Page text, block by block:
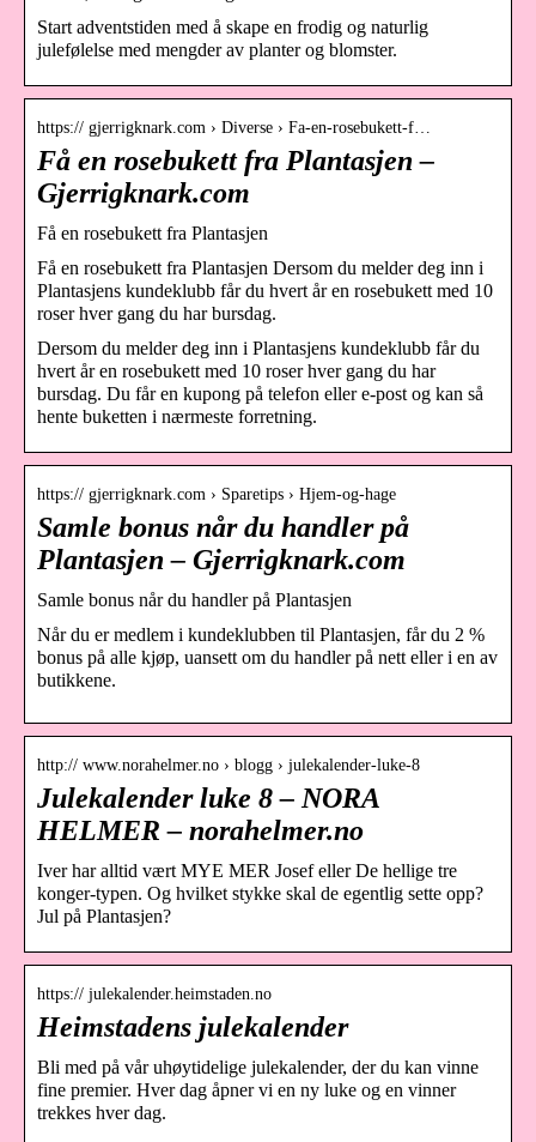
Start adventstiden med å skape en frodig og naturlig
julefølelse med mengder av planter og blomster.
https:// gjerrigknark.com › Diverse › Fa-en-rosebukett-f…
Få en rosebukett fra Plantasjen –
Gjerrigknark.com
Få en rosebukett fra Plantasjen
Få en rosebukett fra Plantasjen Dersom du melder deg inn i
Plantasjens kundeklubb får du hvert år en rosebukett med 10
roser hver gang du har bursdag.
Dersom du melder deg inn i Plantasjens kundeklubb får du
hvert år en rosebukett med 10 roser hver gang du har
bursdag. Du får en kupong på telefon eller e-post og kan så
hente buketten i nærmeste forretning.
https:// gjerrigknark.com › Sparetips › Hjem-og-hage
Samle bonus når du handler på
Plantasjen – Gjerrigknark.com
Samle bonus når du handler på Plantasjen
Når du er medlem i kundeklubben til Plantasjen, får du 2 %
bonus på alle kjøp, uansett om du handler på nett eller i en av
butikkene.
http:// www.norahelmer.no › blogg › julekalender-luke-8
Julekalender luke 8 – NORA
HELMER – norahelmer.no
Iver har alltid vært MYE MER Josef eller De hellige tre
konger-typen. Og hvilket stykke skal de egentlig sette opp?
Jul på Plantasjen?
https:// julekalender.heimstaden.no
Heimstadens julekalender
Bli med på vår uhøytidelige julekalender, der du kan vinne
fine premier. Hver dag åpner vi en ny luke og en vinner
trekkes hver dag.